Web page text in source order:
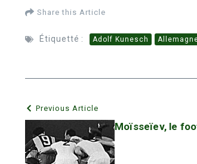
Share this Article
Étiquetté : Adolf Kunesch
Previous Article
Moïsseïev, le